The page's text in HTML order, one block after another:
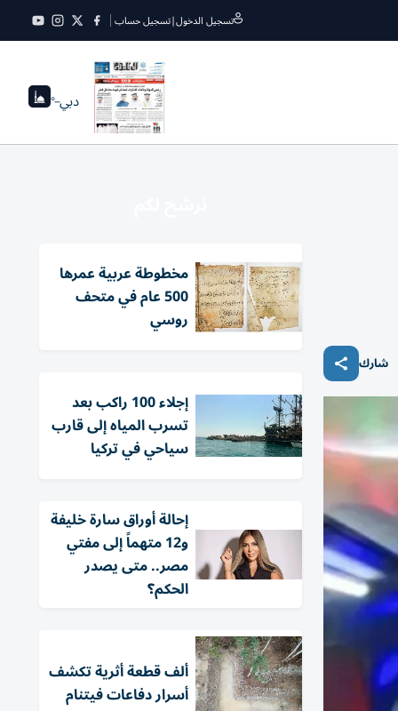
تسجيل الدخول|تسجيل حساب
دبي--°
شارك
مخطوطة عربية عمرها
500 عام في متحف
روسي
إجلاء 100 راكب بعد
تسرب المياه إلى قارب
سياحي في تركيا
إحالة أوراق سارة خليفة
و12 متهماً إلى مفتي
مصر.. متى يصدر
الحكم؟
ألف قطعة أثرية تكشف
أسرار دفاعات فيتنام